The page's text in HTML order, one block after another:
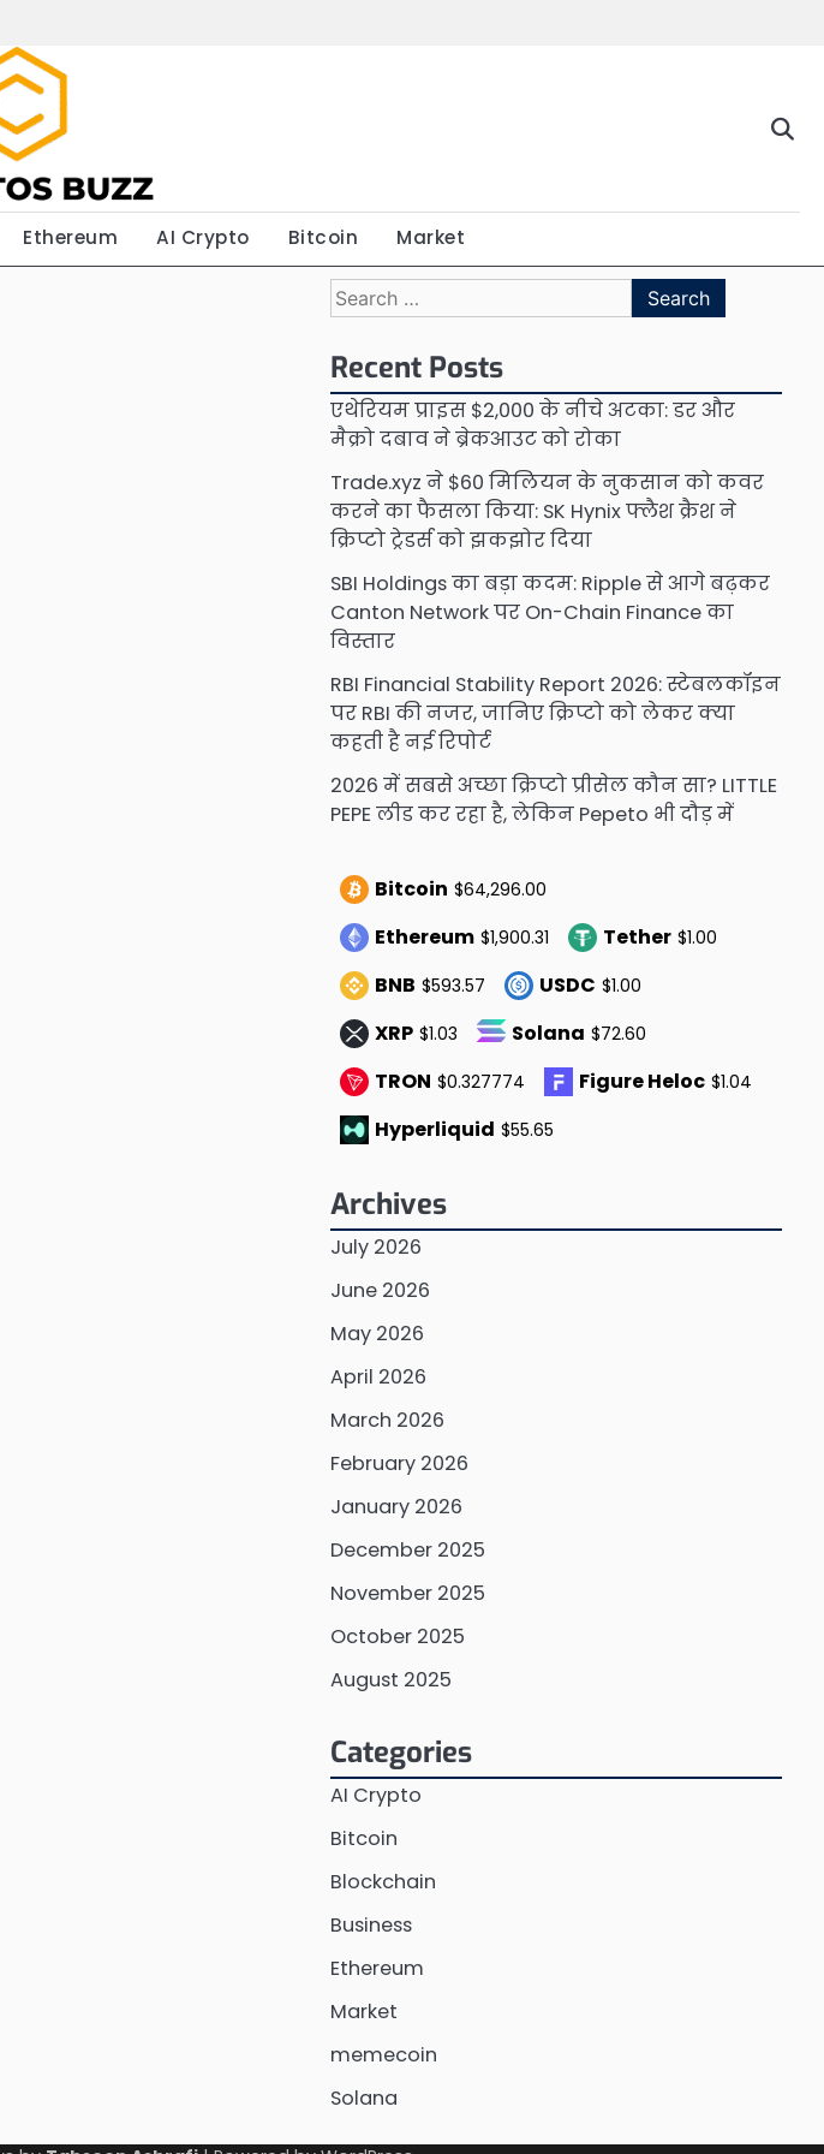
Ethereum AI Crypto Bitcoin Market
Search
for:
Recent Posts
एथेरियम प्राइस $2,000 के नीचे अटका: डर और
मैक्रो दबाव ने ब्रेकआउट को रोका
Trade.xyz ने $60 मिलियन के नुकसान को कवर
करने का फैसला किया: SK Hynix फ्लैश क्रैश ने
क्रिप्टो ट्रेडर्स को झकझोर दिया
SBI Holdings का बड़ा कदम: Ripple से आगे बढ़कर
Canton Network पर On-Chain Finance का
विस्तार
RBI Financial Stability Report 2026: स्टेबलकॉइन
पर RBI की नजर, जानिए क्रिप्टो को लेकर क्या
कहती है नई रिपोर्ट
2026 में सबसे अच्छा क्रिप्टो प्रीसेल कौन सा? LITTLE
PEPE लीड कर रहा है, लेकिन Pepeto भी दौड़ में
Bitcoin $64,296.00
Ethereum $1,900.31 Tether $1.00
BNB $593.57 USDC $1.00
XRP $1.03 Solana $72.60
TRON $0.327774 Figure Heloc $1.04
Hyperliquid $55.65
Archives
July 2026
June 2026
May 2026
April 2026
March 2026
February 2026
January 2026
December 2025
November 2025
October 2025
August 2025
Categories
AI Crypto
Bitcoin
Blockchain
Business
Ethereum
Market
memecoin
Solana